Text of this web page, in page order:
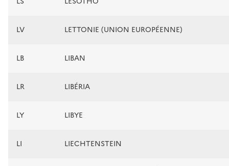
LV LETTONIE (UNION EUROPÉENNE)
LB LIBAN
LR LIBÉRIA
LY LIBYE
LI LIECHTENSTEIN